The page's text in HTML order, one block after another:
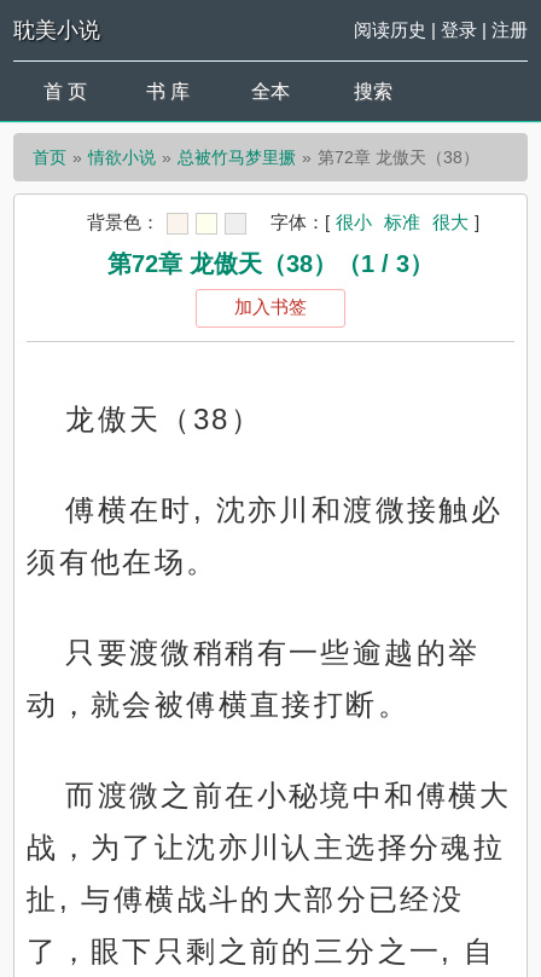
耽美小说 阅读历史 | 登录| 注册
首 页 书 库 全本 搜索
首页 情欲小说 总被竹马梦里撅 第72章 龙傲天（38）
背景色： 字体： [ 很小 标准 很大 ]
第72章 龙傲天（38）（1 / 3）
加入书签
龙傲天（38）
傅横在时, 沈亦川和渡微接触必
须有他在场。
只要渡微稍稍有一些逾越的举
动，就会被傅横直接打断。
而渡微之前在小秘境中和傅横大
战，为了让沈亦川认主选择分魂拉
扯, 与傅横战斗的大部分已经没
了，眼下只剩之前的三分之一, 自